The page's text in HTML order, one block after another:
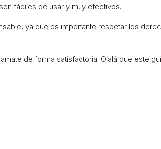
fáciles de usar y muy efectivos.
ya que es importante respetar los
de forma satisfactoria. Ojalá que este